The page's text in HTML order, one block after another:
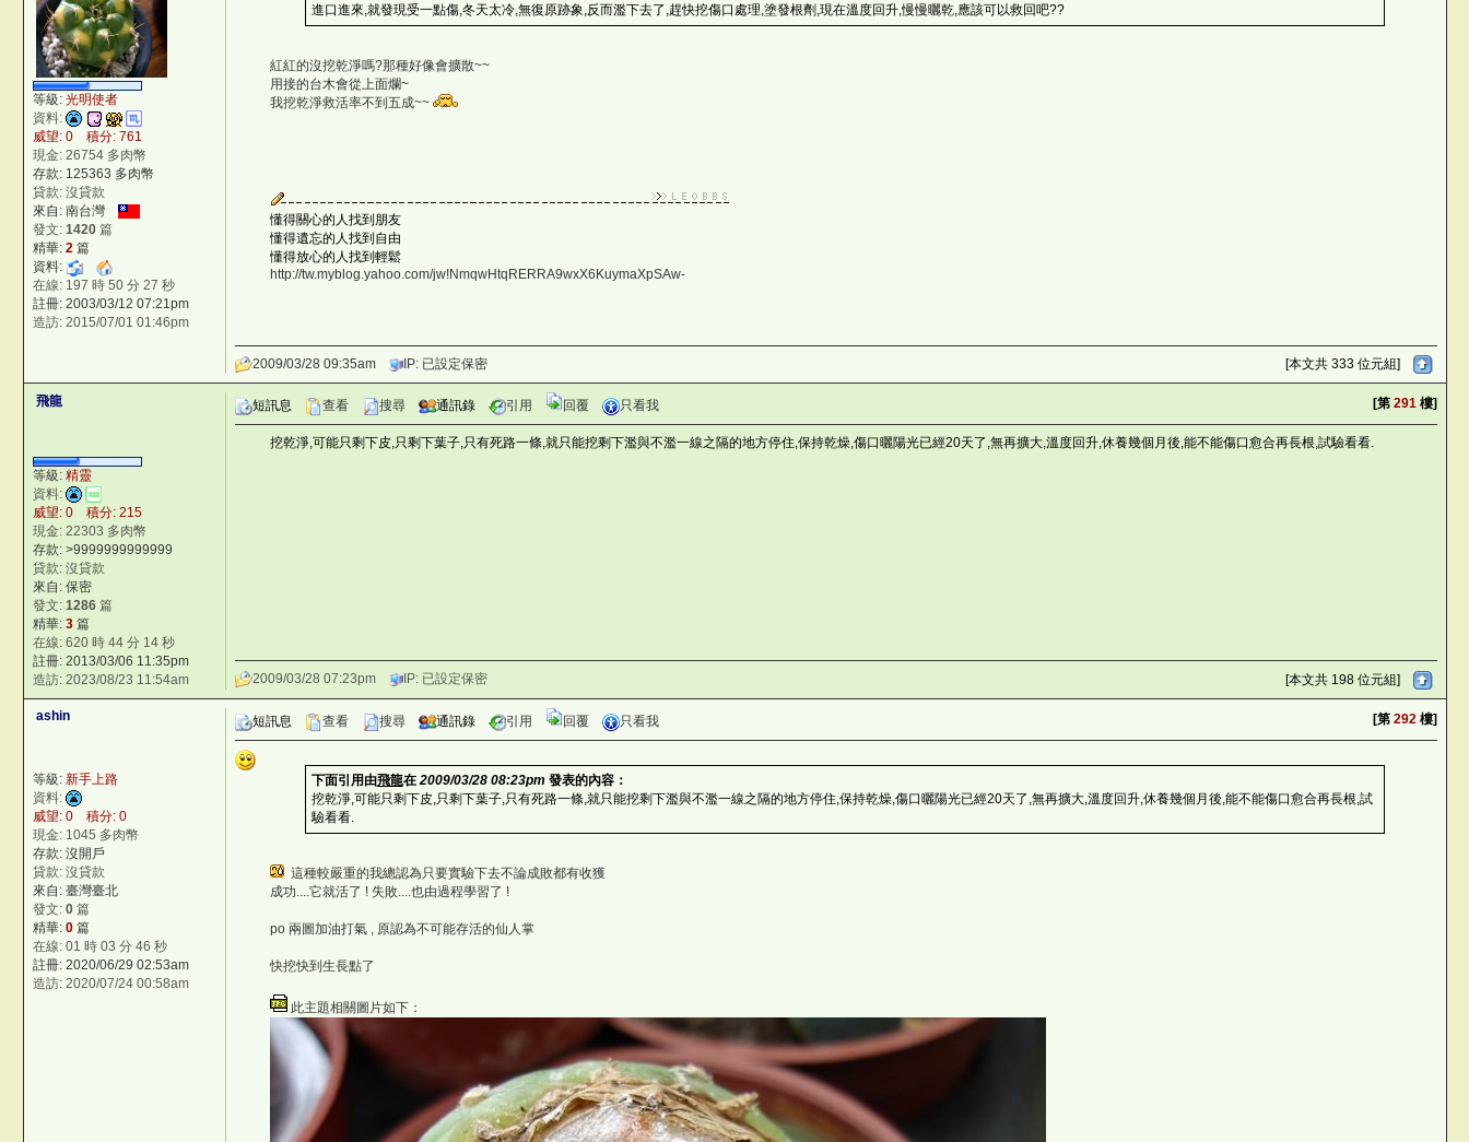
等級: 光明使者
資料:
威望: 0 積分: 761
現金: 26754 多肉幣
存款: 125363 多肉幣
貸款: 沒貸款
來自: 南台灣
發文: 1420篇
精華: 2篇
資料:
在線: 197 時 50 分 27 秒
註冊: 2003/03/12 07:21pm
造訪: 2015/07/01 01:46pm
進口進來,就發現受一點傷,冬天太冷,無復原跡象,反而濫下去了,趕快挖傷口處理,塗發根劑,現在溫度回升,慢慢曬乾,應該可以救回吧??KL
紅紅的沒挖乾淨嗎?那種好像會擴散~~;
用接的台木會從上面爛~x
我挖乾淨救活率不到五成~~
懂得關心的人找到朋友
懂得遺忘的人找到自由
懂得放心的人找到輕鬆
http://tw.myblog.yahoo.com/jw!NmqwHtqRERRA9wxX6KuymaXpSAw-
2009/03/28 09:35am IP: 已設定保密 [本文共 333 位元組]
飛龍
等級: 精靈
資料:
威望: 0 積分: 215
現金: 22303 多肉幣
存款: >9999999999999
貸款: 沒貸款
來自: 保密
發文: 1286篇
精華: 3篇
在線: 620 時 44 分 14 秒
註冊: 2013/03/06 11:35pm
造訪: 2023/08/23 11:54am
短訊息 查看 搜尋 通訊錄 引用 回覆 只看我 [第 291樓]
挖乾淨,可能只剩下皮,只剩下葉子,只有死路一條,就只能挖剩下濫與不濫一線之隔的地方停住,保持乾燥,傷口曬陽光已經20天了,無再擴大,溫度回升,休養幾個月後,能不能傷口愈合再長根,試驗看看.GcH|l
2009/03/28 07:23pm IP: 已設定保密 [本文共 198 位元組]
ashin
等級: 新手上路
資料:
威望: 0 積分: 0
現金: 1045 多肉幣
存款: 沒開戶
貸款: 沒貸款
來自: 臺灣臺北
發文: 0篇
精華: 0篇
在線: 01 時 03 分 46 秒
註冊: 2020/06/29 02:53am
造訪: 2020/07/24 00:58am
短訊息 查看 搜尋 通訊錄 引用 回覆 只看我 [第 292樓]
下面引用由飛龍在2009/03/28 08:23pm發表的內容：
挖乾淨,可能只剩下皮,只剩下葉子,只有死路一條,就只能挖剩下濫與不濫一線之隔的地方停住,保持乾燥,傷口曬陽光已經20天了,無再擴大,溫度回升,休養幾個月後,能不能傷口愈合再長根,試
驗看看.8QOt:w
這種較嚴重的我總認為只要實驗下去不論成敗都有收獲tz%
成功....它就活了 ! 失敗....也由過程學習了 !_<F"6
po 兩圖加油打氣 , 原認為不可能存活的仙人掌<TcHu
快挖快到生長點了
此主題相關圖片如下：